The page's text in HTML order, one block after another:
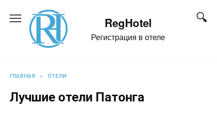
содержанию
RegHotel
Регистрация в отеле
ГЛАВНАЯ » ОТЕЛИ
Лучшие отели Патонга